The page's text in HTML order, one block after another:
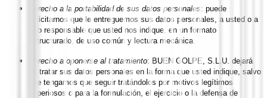
Derecho a la portabilidad de sus datos personales: puede
solicitarnos que le entreguemos sus datos personales, a usted o a
otro responsable que usted nos indique, en un formato
estructurado, de uso común y lectura mecánica.
Derecho a oponerse al tratamiento: BUEN GOLPE, S.L.U. dejará
de tratar sus datos personales en la forma que usted indique, salvo
que tengamos que seguir tratándolos por motivos legítimos
imperiosos o para la formulación, el ejercicio o la defensa de